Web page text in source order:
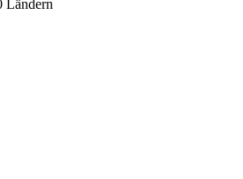
Ländern